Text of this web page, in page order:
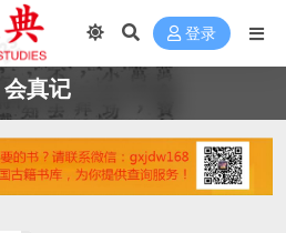
登录
会真记